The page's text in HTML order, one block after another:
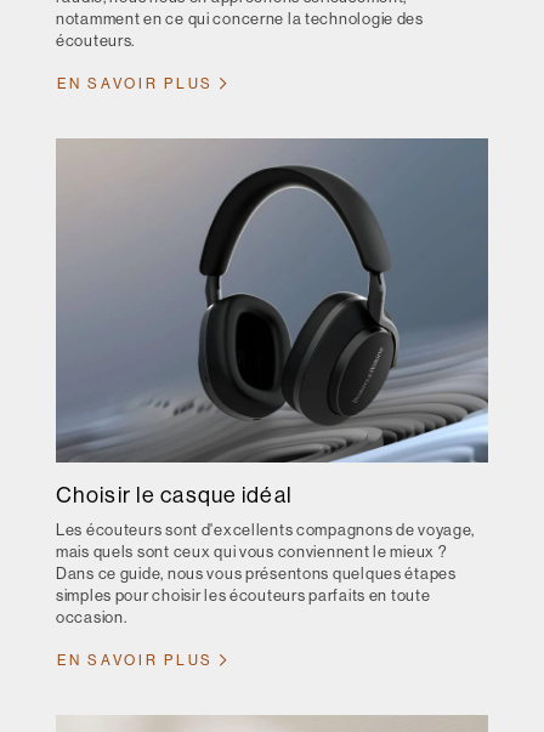
notamment en ce qui concerne la technologie des
écouteurs.
EN SAVOIR PLUS
Choisir le casque idéal
Les écouteurs sont d'excellents compagnons de voyage,
mais quels sont ceux qui vous conviennent le mieux ?
Dans ce guide, nous vous présentons quelques étapes
simples pour choisir les écouteurs parfaits en toute
occasion.
EN SAVOIR PLUS